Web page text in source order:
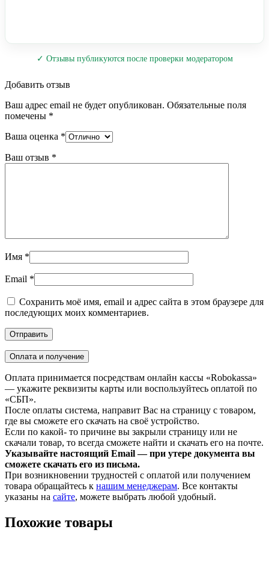
✓ Отзывы публикуются после проверки модератором
Добавить отзыв
Ваш адрес email не будет опубликован. Обязательные поля
помечены *
Ваша оценка *
Ваш отзыв *
Имя *
Email *
Сохранить моё имя, email и адрес сайта в этом браузере для
последующих моих комментариев.
Оплата и получение
Оплата принимается посредствам онлайн кассы «Robokassa»
— укажите реквизиты карты или воспользуйтесь оплатой по
«СБП».
После оплаты система, направит Вас на страницу с товаром,
где вы сможете его скачать на своё устройство.
Если по какой- то причине вы закрыли страницу или не
скачали товар, то всегда сможете найти и скачать его на почте.
Указывайте настоящий Email — при утере документа вы
сможете скачать его из письма.
При возникновении трудностей с оплатой или получением
товара обращайтесь к нашим менеджерам. Все контакты
указаны на сайте, можете выбрать любой удобный.
Похожие товары